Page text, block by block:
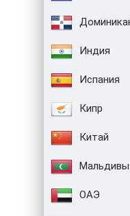
Индия
Испания
Кипр
Китай
Мальдивы
ОАЭ